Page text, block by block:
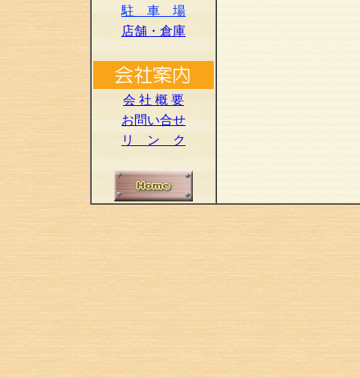
駐 車 場
店舗・倉庫
会 社 概 要
お問い合せ
リ ン ク